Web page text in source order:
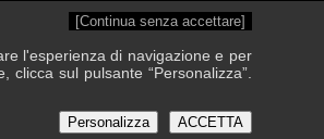
.: Venerdì 7 agosto 2026
[Continua senza accettare]
l'esperienza di navigazione e per
sul pulsante “Personalizza”.
ACCETTA
Personalizza